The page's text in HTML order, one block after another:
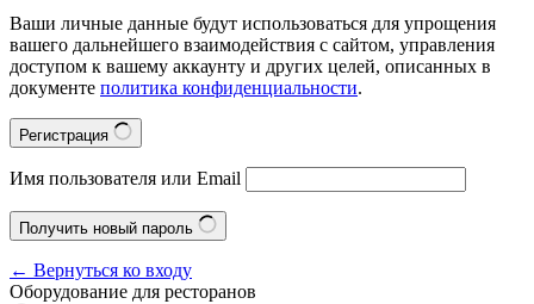
Ваши личные данные будут использоваться для упрощения
вашего дальнейшего взаимодействия с сайтом, управления
доступом к вашему аккаунту и других целей, описанных в
документе политика конфиденциальности.
Регистрация
Имя пользователя или Email
Получить новый пароль
← Вернуться ко входу
Оборудование для ресторанов